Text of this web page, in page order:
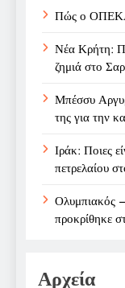
Πώς ο ΟΠΕΚΑ
Νέα Κρήτη:
ζημιά στο
Μπέσσυ
της για την
Ιράκ: Ποιες
πετρελαίου
Ολυμπιακός
προκρίθηκε
Αρχεία